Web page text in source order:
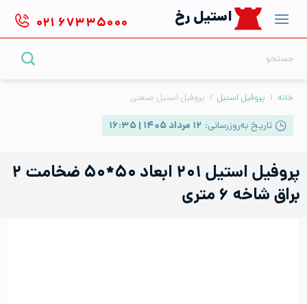
content
استیل رخ ۰۲۱ ۶۷۳۳۵۰۰۰
خانه / پروفیل استیل / پروفیل استیل صنعتی
تاریخ به‌روزرسانی: ۱۲ مرداد ۱۴۰۵ | ۱۶:۳۵
پروفیل استیل ۲۰۱ ابعاد ۵۰*۵۰ ضخامت ۲
براق شاخه ۶ متری